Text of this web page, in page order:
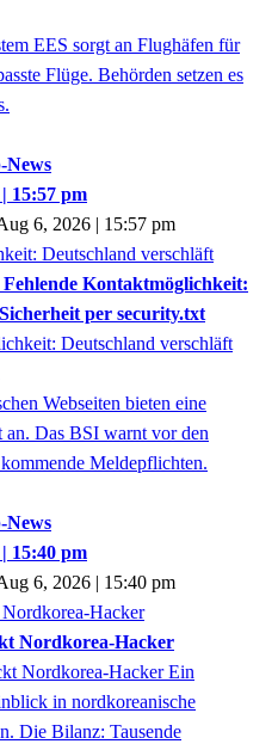
EES sorgt an Flughäfen für
Flüge. Behörden setzen es
News
15:57 pm
6, 2026 | 15:57 pm
Deutschland verschläft
Fehlende Kontaktmöglichkeit:
per security.txt
Webseiten bieten eine
an. Das BSI warnt vor den
Meldepflichten.
News
15:40 pm
6, 2026 | 15:40 pm
Hacker
Nordkorea-Hacker
Ein
in nordkoreanische
Die Bilanz: Tausende